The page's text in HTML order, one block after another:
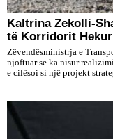
Kaltrina Zekolli-
të Korridorit
Zëvendësministrja e
njoftuar se ka nisur
e cilësoi si një projekt